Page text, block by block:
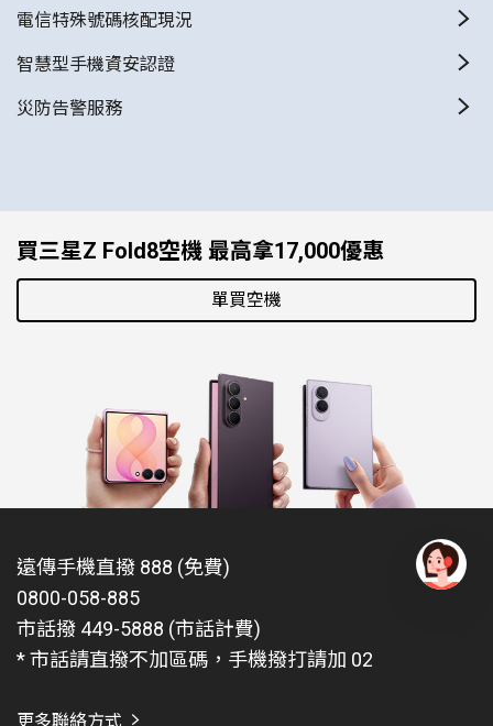
電信特殊號碼核配現況
智慧型手機資安認證
災防告警服務
買三星Z Fold8空機 最高拿17,000優惠
單買空機
遠傳手機直撥 888 (免費)
0800-058-885
市話撥 449-5888 (市話計費)
* 市話請直撥不加區碼，手機撥打請加 02
更多聯絡方式